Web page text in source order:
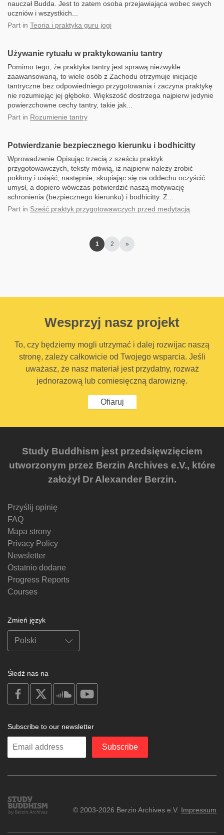
nauczał Budda. Jest to zatem osoba przejawiająca wobec swych
uczniów i wszystkich...
Part in Teoria i praktyka guru jogi
Używanie rytuału w praktykowaniu tantry
Pomimo tego, że praktyka tantry jest sprawą niezwykle
zaawansowaną, to wiele osób z Zachodu otrzymuje inicjacje
tantryczne bez odpowiedniego przygotowania i zaczyna praktykę
nie rozumiejąc jej głęboko. Większość dostrzega najpierw jedynie
powierzchowne cechy tantry, takie jak...
Part in Rozumienie tantry
Potwierdzanie bezpiecznego kierunku i bodhicitty
Wprowadzenie Opisując trzecią z sześciu praktyk
przygotowawczych, teksty mówią, iż najpierw należy zrobić
pokłony i usiąść, następnie, skupiając się na oddechu oczyścić
umysł, a dopiero wówczas potwierdzić naszą motywację
schronienia (bezpiecznego kierunku) i bodhicitty. Z...
Part in Sześć praktyk przygotowawczych przed medytacją
1 2 »
Wesprzyj nasz projekt
To, czy będziemy mogli utrzymać i dalej rozwijac naszą
stronę, zależy całkowicie od Twojego wsparcia. Jeśli
uważasz, że nasz materiał jest przydatny, rozważ
jednorazową lub comiesięczną darowiznę.
Ofiaruj
Study Buddhism jest przedsięwzięciem
utworzonym przez Berzin Archives e.V., które
założył Dr Alexander Berzin.
Przyślij opinię
FAQ
Mapa strony
Privacy Policy
Newsletter
Ostatnio dodane
Progress Reports
Courses
Zmień język
Śledź nas na
on
facebook
soundcloud
Subscribe to our newsletter
Enter
Subscribe
Study
Buddhism
© 2003-2026 Berzin Archives e.V. Impressum